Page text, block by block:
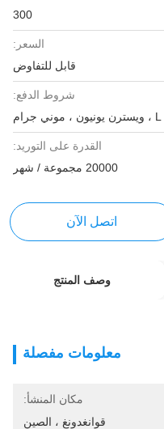
300
السعر:
قابل للتفاوض
شروط الدفع:
القدرة على التوريد:
20000 مجموعة / شهر
اتصل الآن
وصف المنتج
معلومات مفصلة
مكان المنشأ:
قوانغدونغ ، الصين